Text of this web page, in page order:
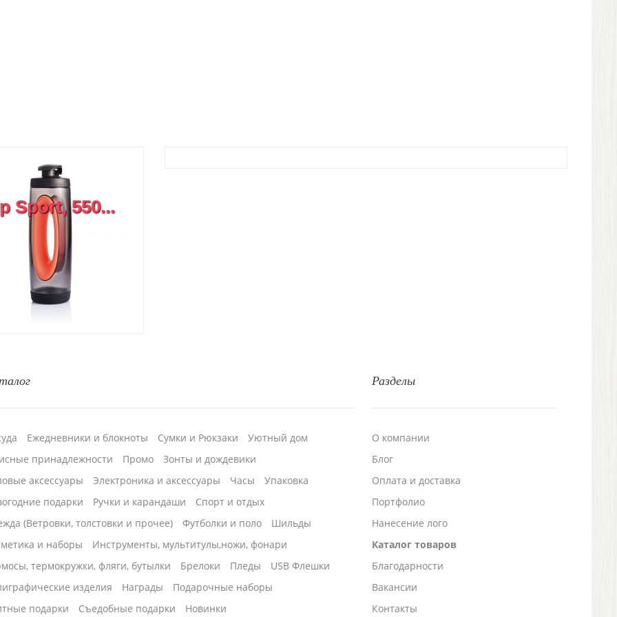
Sport, 550...
Разделы
О компании
Блог
Оплата и доставка
Портфолио
Нанесение лого
Каталог товаров
Благодарности
Вакансии
Контакты
Ежедневники и блокноты Сумки и Рюкзаки
Уютный дом
принадлежности
Промо
Зонты и дождевики
аксессуары
Электроника и аксессуары Часы
Упаковка
подарки
Ручки и карандаши
Спорт и отдых
(Ветровки, толстовки и прочее)
Футболки и поло
Шильды
и наборы
Инструменты, мультитулы,ножи, фонари
термокружки, фляги, бутылки
Брелоки Пледы
USB Флешки
изделия
Награды
Подарочные наборы
подарки
Cъедобные подарки Новинки